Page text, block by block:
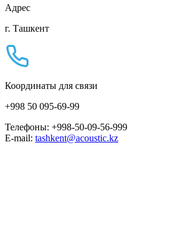
Адрес
г. Ташкент
Координаты для связи
+998 50 095-69-99
Телефоны: +998-50-09-56-999
E-mail: tashkent@acoustic.kz